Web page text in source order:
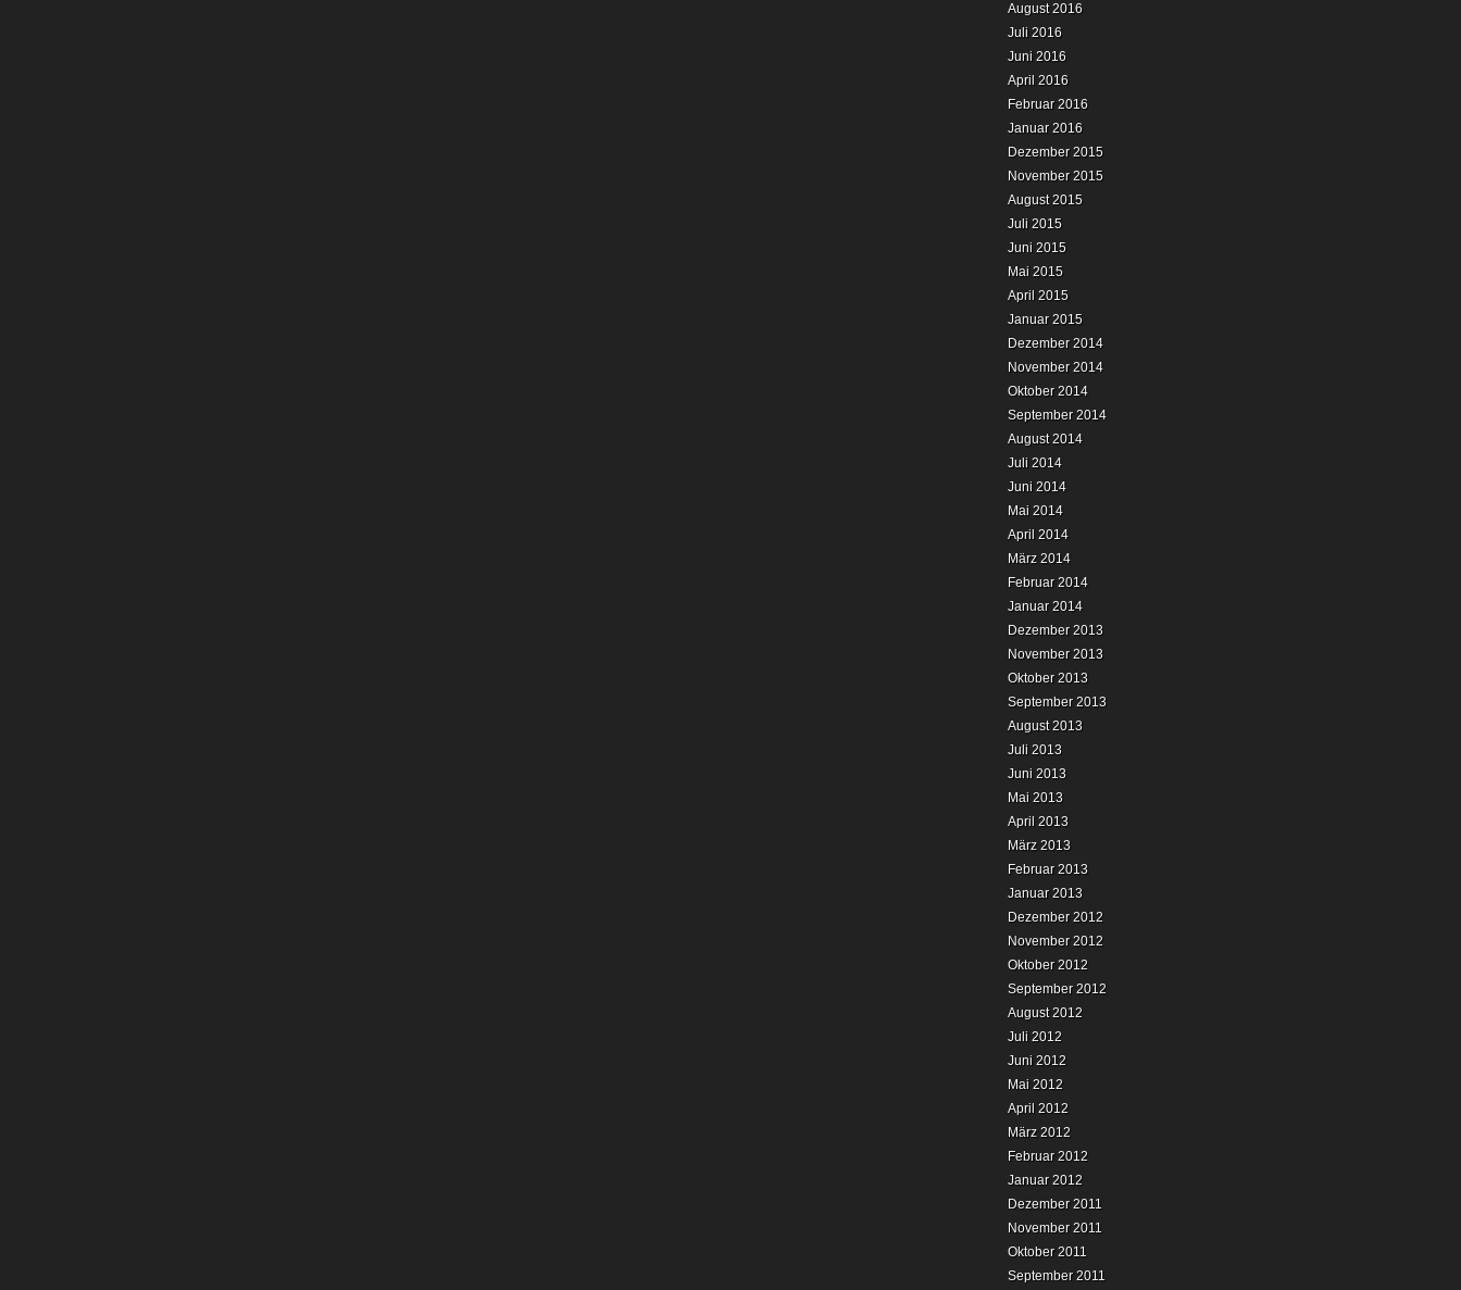
August 2016
Juli 2016
Juni 2016
April 2016
Februar 2016
Januar 2016
Dezember 2015
November 2015
August 2015
Juli 2015
Juni 2015
Mai 2015
April 2015
Januar 2015
Dezember 2014
November 2014
Oktober 2014
September 2014
August 2014
Juli 2014
Juni 2014
Mai 2014
April 2014
März 2014
Februar 2014
Januar 2014
Dezember 2013
November 2013
Oktober 2013
September 2013
August 2013
Juli 2013
Juni 2013
Mai 2013
April 2013
März 2013
Februar 2013
Januar 2013
Dezember 2012
November 2012
Oktober 2012
September 2012
August 2012
Juli 2012
Juni 2012
Mai 2012
April 2012
März 2012
Februar 2012
Januar 2012
Dezember 2011
November 2011
Oktober 2011
September 2011